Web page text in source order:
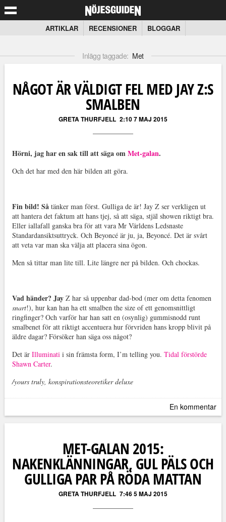
ARTIKLAR RECENSIONER BLOGGAR
Inlägg taggade: Met
NÅGOT ÄR VÄLDIGT FEL MED JAY Z:S
SMALBEN
GRETA THURFJELL 2:10 7 MAJ 2015
Hörni, jag har en sak till att säga omMet-galan.
Och det har med den här bilden att göra.
Fin bild! Såtänker man först. Gulliga de är! Jay Z ser verkligen ut
att hantera det faktum att hans tjej, så att säga, stjäl showen riktigt bra.
Eller iallafall ganska bra för att vara Mr Världens Ledsnaste
Standardansiktsuttryck. Och Beyoncé är ju, ja, Beyoncé. Det är svårt
att veta var man ska välja att placera sina ögon.
Men så tittar man lite till. Lite längre ner på bilden. Och chockas.
Vad händer?JayZ har så uppenbar dad-bod (mer om detta fenomen
snart!), hur kan han ha ett smalben the size of ett genomsnittligt
ringfinger? Och varför har han satt en (osynlig) gummisnodd runt
smalbenet för att riktigt accentuera hur förvriden hans kropp blivit på
äldre dagar? Försöker han säga oss något?
Det är Illuminatii sin främsta form, I’m telling you. Tidal förstörde
Shawn Carter.
/yours truly, konspirationsteoretiker deluxe
En kommentar
MET-GALAN 2015:
NAKENKLÄNNINGAR, GUL PÄLS OCH
GULLIGA PAR PÅ RÖDA MATTAN
GRETA THURFJELL 7:46 5 MAJ 2015